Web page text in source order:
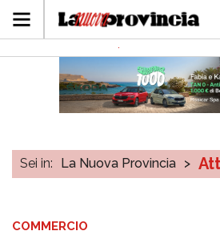
Sei in: La Nuova Provincia >
COMMERCIO